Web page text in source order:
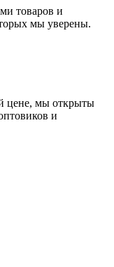
товаров и
мы уверены.
цене, мы открыты
и